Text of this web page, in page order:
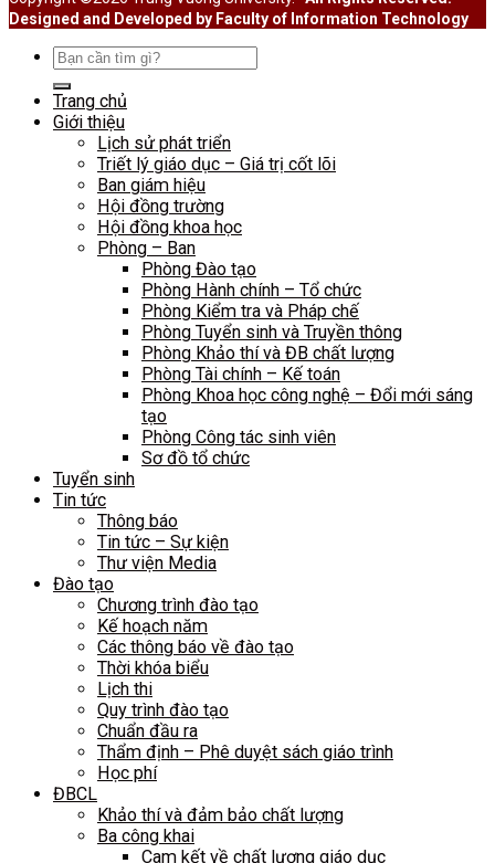
Designed and Developed by Faculty of Information Technology
Search
Trang chủ
Giới thiệu
Lịch sử phát triển
Triết lý giáo dục – Giá trị cốt lõi
Ban giám hiệu
Hội đồng trường
Hội đồng khoa học
Phòng – Ban
Phòng Đào tạo
Phòng Hành chính – Tổ chức
Phòng Kiểm tra và Pháp chế
Phòng Tuyển sinh và Truyền thông
Phòng Khảo thí và ĐB chất lượng
Phòng Tài chính – Kế toán
Phòng Khoa học công nghệ – Đổi mới sáng
tạo
Phòng Công tác sinh viên
Sơ đồ tổ chức
Tuyển sinh
Tin tức
Thông báo
Tin tức – Sự kiện
Thư viện Media
Đào tạo
Chương trình đào tạo
Kế hoạch năm
Các thông báo về đào tạo
Thời khóa biểu
Lịch thi
Quy trình đào tạo
Chuẩn đầu ra
Thẩm định – Phê duyệt sách giáo trình
Học phí
ĐBCL
Khảo thí và đảm bảo chất lượng
Ba công khai
Cam kết về chất lượng giáo dục